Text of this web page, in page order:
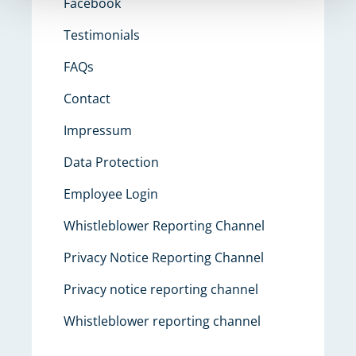
Testimonials
FAQs
Contact
Impressum
Data Protection
Employee Login
Whistleblower Reporting Channel
Privacy Notice Reporting Channel
Privacy notice reporting channel
Whistleblower reporting channel